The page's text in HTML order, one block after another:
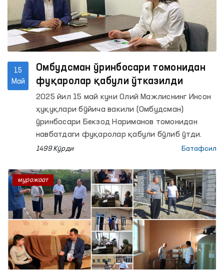
15
Май
Омбудсман ўринбосари томонидан
фуқаролар қабули ўтказилди
2025 йил 15 май куни Олий Мажлиснинг Инсон
ҳуқуқлари бўйича вакили (Омбудсман)
ўринбосари Бекзод Нариманов томонидан
навбатдаги фуқаролар қабули бўлиб ўтди.
1499 Кўрди Батафсил
мурожаат